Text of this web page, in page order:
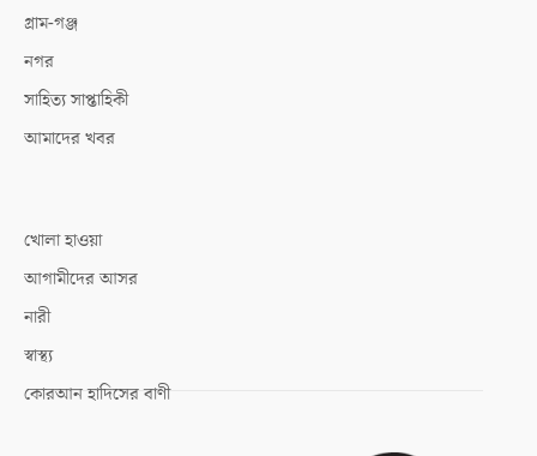
গ্রাম-গঞ্জ
নগর
সাহিত্য সাপ্তাহিকী
আমাদের খবর
খোলা হাওয়া
আগামীদের আসর
নারী
স্বাস্থ্য
কোরআন হাদিসের বাণী